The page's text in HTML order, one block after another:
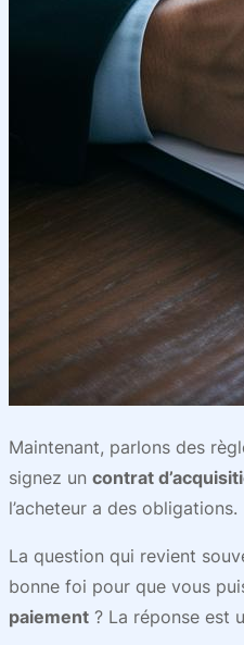
Maintenant, parlons des
signez un contrat
l’acheteur a des obligations.
La question qui revient
bonne foi pour que vous
paiement ? La réponse est